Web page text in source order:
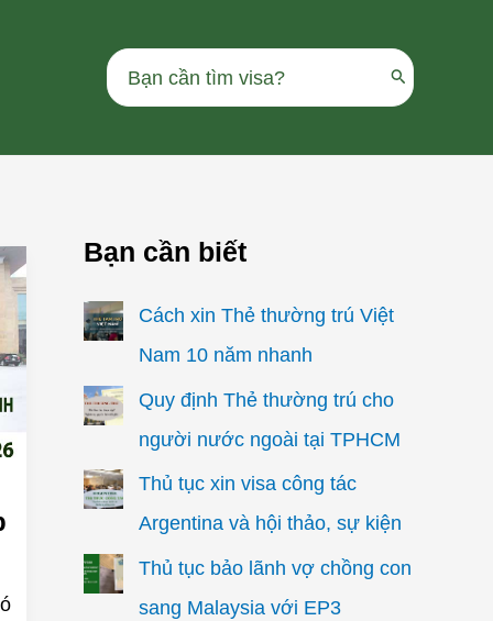
Search
for:
Bạn cần biết
Cách xin Thẻ thường trú Việt
Nam 10 năm nhanh
Quy định Thẻ thường trú cho
người nước ngoài tại TPHCM
Thủ tục xin visa công tác
Argentina và hội thảo, sự kiện
Thủ tục bảo lãnh vợ chồng con
sang Malaysia với EP3